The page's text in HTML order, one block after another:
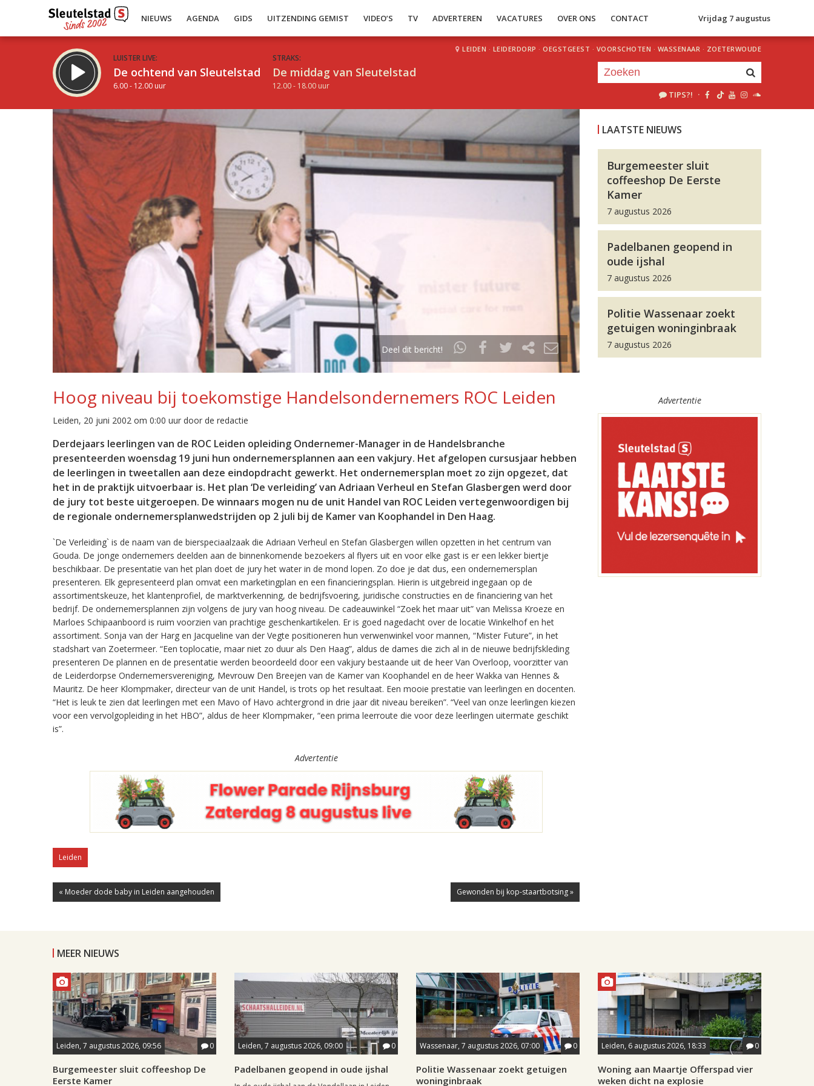
NIEUWS AGENDA GIDS UITZENDING GEMIST VIDEO’S TV ADVERTEREN VACATURES OVER ONS CONTACT Vrijdag 7 augustus
LUISTER LIVE:
De ochtend van Sleutelstad
6.00 - 12.00 uur
STRAKS:
De middag van Sleutelstad
12.00 - 18.00 uur
LEIDEN · LEIDERDORP · OEGSTGEEST · VOORSCHOTEN · WASSENAAR · ZOETERWOUDE
TIPS?! ·
Inklappen
Deel dit bericht!
Hoog niveau bij toekomstige Handelsondernemers ROC Leiden
Leiden, 20 juni 2002 om 0:00 uur door de redactie
Derdejaars leerlingen van de ROC Leiden opleiding Ondernemer-Manager in de Handelsbranche
presenteerden woensdag 19 juni hun ondernemersplannen aan een vakjury. Het afgelopen cursusjaar hebben
de leerlingen in tweetallen aan deze eindopdracht gewerkt. Het ondernemersplan moet zo zijn opgezet, dat
het in de praktijk uitvoerbaar is. Het plan ‘De verleiding’ van Adriaan Verheul en Stefan Glasbergen werd door
de jury tot beste uitgeroepen. De winnaars mogen nu de unit Handel van ROC Leiden vertegenwoordigen bij
de regionale ondernemersplanwedstrijden op 2 juli bij de Kamer van Koophandel in Den Haag.
`De Verleiding` is de naam van de bierspeciaalzaak die Adriaan Verheul en Stefan Glasbergen willen opzetten in het centrum van
Gouda. De jonge ondernemers deelden aan de binnenkomende bezoekers al flyers uit en voor elke gast is er een lekker biertje
beschikbaar. De presentatie van het plan doet de jury het water in de mond lopen. Zo doe je dat dus, een ondernemersplan
presenteren. Elk gepresenteerd plan omvat een marketingplan en een financieringsplan. Hierin is uitgebreid ingegaan op de
assortimentskeuze, het klantenprofiel, de marktverkenning, de bedrijfsvoering, juridische constructies en de financiering van het
bedrijf. De ondernemersplannen zijn volgens de jury van hoog niveau. De cadeauwinkel “Zoek het maar uit” van Melissa Kroeze en
Marloes Schipaanboord is ruim voorzien van prachtige geschenkartikelen. Er is goed nagedacht over de locatie Winkelhof en het
assortiment. Sonja van der Harg en Jacqueline van der Vegte positioneren hun verwenwinkel voor mannen, “Mister Future”, in het
stadshart van Zoetermeer. “Een toplocatie, maar niet zo duur als Den Haag”, aldus de dames die zich al in de nieuwe bedrijfskleding
presenteren De plannen en de presentatie werden beoordeeld door een vakjury bestaande uit de heer Van Overloop, voorzitter van
de Leiderdorpse Ondernemersvereniging, Mevrouw Den Breejen van de Kamer van Koophandel en de heer Wakka van Hennes &
Mauritz. De heer Klompmaker, directeur van de unit Handel, is trots op het resultaat. Een mooie prestatie van leerlingen en docenten.
“Het is leuk te zien dat leerlingen met een Mavo of Havo achtergrond in drie jaar dit niveau bereiken”. “Veel van onze leerlingen kiezen
voor een vervolgopleiding in het HBO”, aldus de heer Klompmaker, “een prima leerroute die voor deze leerlingen uitermate geschikt
is”.
Advertentie
Leiden
« Moeder dode baby in Leiden aangehouden Gewonden bij kop-staartbotsing »
LAATSTE NIEUWS
Burgemeester sluit
coffeeshop De Eerste
Kamer
7 augustus 2026
Padelbanen geopend in
oude ijshal
7 augustus 2026
Politie Wassenaar zoekt
getuigen woninginbraak
7 augustus 2026
Advertentie
MEER NIEUWS
Leiden, 7 augustus 2026, 09:56 0
Burgemeester sluit coffeeshop De
Eerste Kamer
Leiden, 7 augustus 2026, 09:00 0
Padelbanen geopend in oude ijshal
Wassenaar, 7 augustus 2026, 07:00 0
Politie Wassenaar zoekt getuigen
woninginbraak
Leiden, 6 augustus 2026, 18:33 0
Woning aan Maartje Offerspad vier
weken dicht na explosie